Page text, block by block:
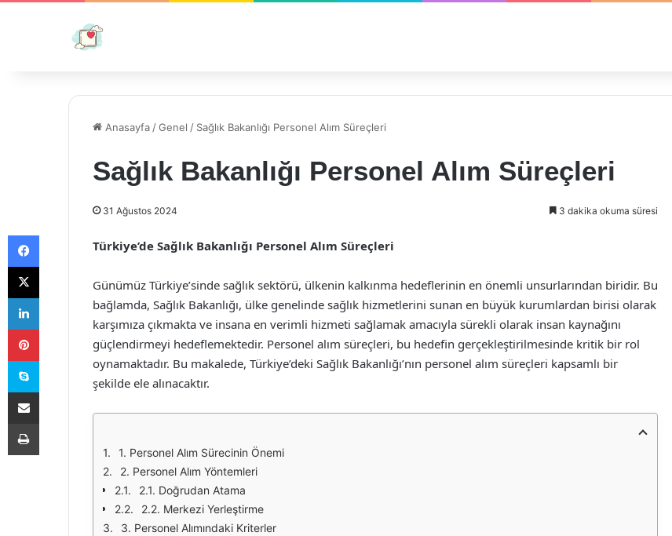
Anasayfa /Genel / Sağlık Bakanlığı Personel Alım Süreçleri
Sağlık Bakanlığı Personel Alım Süreçleri
31 Ağustos 2024 3 dakika okuma süresi
Türkiye’de Sağlık Bakanlığı Personel Alım Süreçleri
Günümüz Türkiye’sinde sağlık sektörü, ülkenin kalkınma hedeflerinin en önemli unsurlarından biridir. Bu
bağlamda, Sağlık Bakanlığı, ülke genelinde sağlık hizmetlerini sunan en büyük kurumlardan birisi olarak
karşımıza çıkmakta ve insana en verimli hizmeti sağlamak amacıyla sürekli olarak insan kaynağını
güçlendirmeyi hedeflemektedir. Personel alım süreçleri, bu hedefin gerçekleştirilmesinde kritik bir rol
oynamaktadır. Bu makalede, Türkiye’deki Sağlık Bakanlığı’nın personel alım süreçleri kapsamlı bir
şekilde ele alınacaktır.
1. Personel Alım Sürecinin Önemi
2. Personel Alım Yöntemleri
2.1. Doğrudan Atama
2.2. Merkezi Yerleştirme
3. Personel Alımındaki Kriterler
Facebook
X
LinkedIn
Pinterest
Skype
E-Posta ile paylaş